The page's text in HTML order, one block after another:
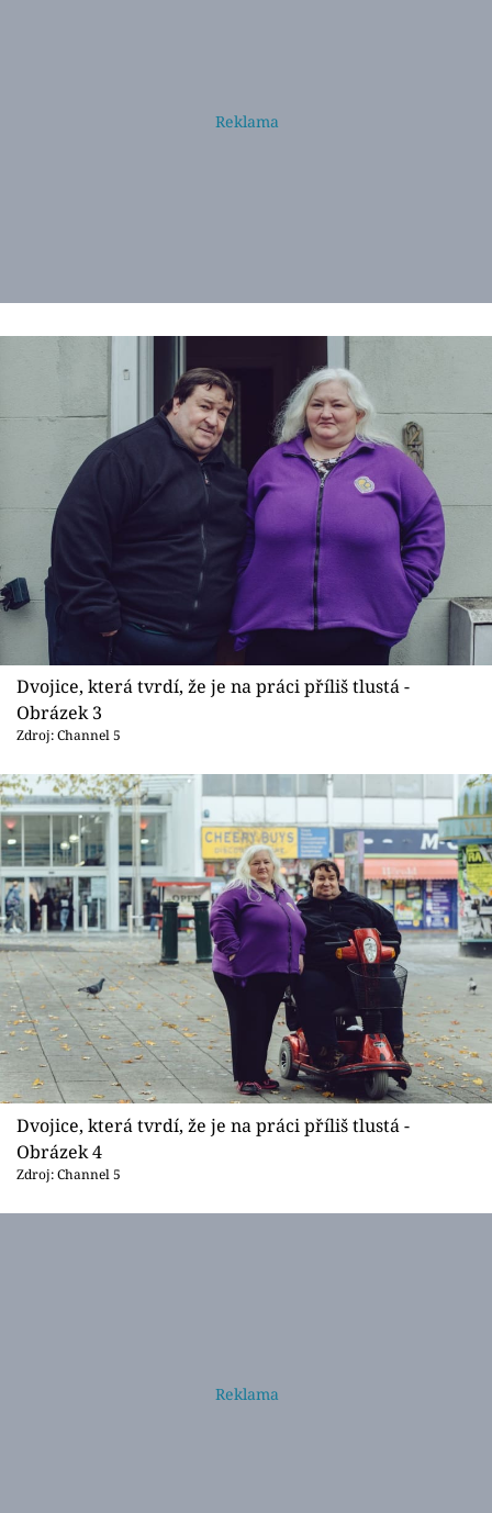
Dvojice, která tvrdí, že je na práci příliš tlustá -
Obrázek 3
Zdroj: Channel 5
Dvojice, která tvrdí, že je na práci příliš tlustá -
Obrázek 4
Zdroj: Channel 5